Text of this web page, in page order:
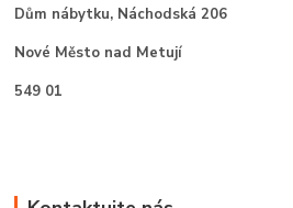
Dům nábytku, Náchodská 206
Nové Město nad Metují
549 01